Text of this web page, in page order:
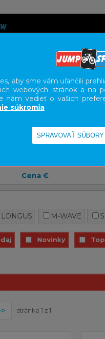
SERVIS SLUŽBY
Cena €
LONGUS M-WAVE
Novinky
stránka 1 z 1
aby sme vám uľahčili
webových stránok a na
nám vedieť o vašich
súkromia